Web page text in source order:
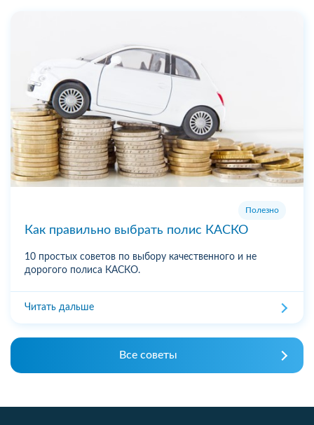
Полезно
Как правильно выбрать полис КАСКО
10 простых советов по выбору качественного и не
дорогого полиса КАСКО.
Читать дальше
Все советы